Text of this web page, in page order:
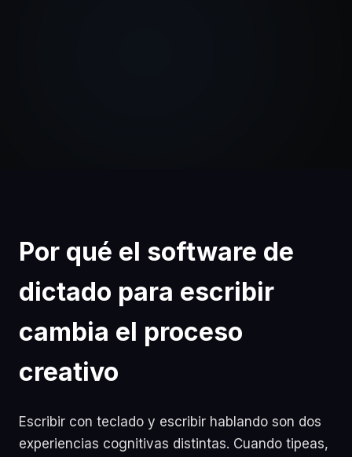
Por qué el software de
dictado para escribir
cambia el proceso
creativo
Escribir con teclado y escribir hablando son dos
experiencias cognitivas distintas. Cuando tipeas,